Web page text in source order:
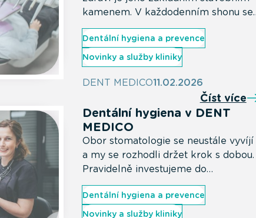
kamenem. V každodenním shonu se
často zapomíná, že péče o úsměv
začíná už v prvních dnech života
dítěte. V DENT MEDICO věříme, že
skutečně moderní stomatologie
znamená komplexní péči pro
všechny generace - pod jednou
střechou, v prostředí, kde se cítí
dobře děti i dospělí.
Dentální hygiena a prevence
Novinky a služby kliniky
DENT MEDICO11.02.2026
Číst více
Dentální hygiena v DENT
MEDICO
Obor stomatologie se neustále vyvíjí
a my se rozhodli držet krok s dobou.
Pravidelně investujeme do
moderních technologií, vzdělávání
našeho týmu i zkvalitňování celkové
péče. Díky tomu dokážeme klientům
Dentální hygiena a prevence
Novinky a služby kliniky